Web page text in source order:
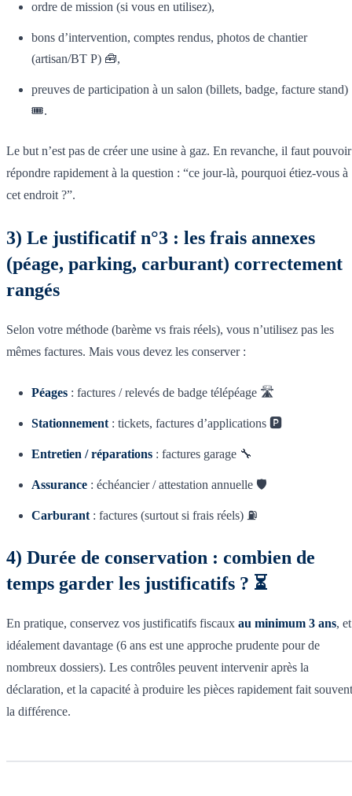
ordre de mission (si vous en utilisez),
bons d’intervention, comptes rendus, photos de chantier
(artisan/BT P) 🧰,
preuves de participation à un salon (billets, badge, facture stand)
🎟️.
Le but n’est pas de créer une usine à gaz. En revanche, il faut pouvoir
répondre rapidement à la question : “ce jour-là, pourquoi étiez-vous à
cet endroit ?”.
3) Le justificatif n°3 : les frais annexes
(péage, parking, carburant) correctement
rangés
Selon votre méthode (barème vs frais réels), vous n’utilisez pas les
mêmes factures. Mais vous devez les conserver :
Péages : factures / relevés de badge télépéage 🛣️
Stationnement : tickets, factures d’applications 🅿️
Entretien / réparations : factures garage 🔧
Assurance : échéancier / attestation annuelle 🛡️
Carburant : factures (surtout si frais réels) ⛽
4) Durée de conservation : combien de
temps garder les justificatifs ? ⏳
En pratique, conservez vos justificatifs fiscaux au minimum 3 ans, et
idéalement davantage (6 ans est une approche prudente pour de
nombreux dossiers). Les contrôles peuvent intervenir après la
déclaration, et la capacité à produire les pièces rapidement fait souvent
la différence.